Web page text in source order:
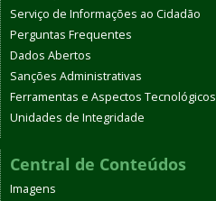
Serviço de Informações ao Cidadão
Perguntas Frequentes
Dados Abertos
Sanções Administrativas
Ferramentas e Aspectos Tecnológicos
Unidades de Integridade
Central de Conteúdos
Imagens